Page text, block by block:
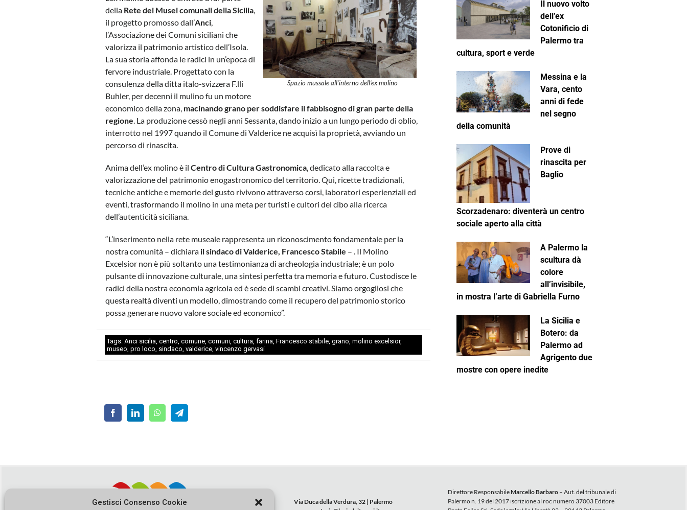
Gestisci Consenso Cookie
Spazio mussale all’interno dell’ex molino
della Rete dei Musei comunali della Sicilia
il progetto promosso dall’Anci
l’Associazione dei Comuni siciliani che
valorizza il patrimonio artistico dell’Isola.
La sua storia affonda le radici in un’epoca di
fervore industriale. Progettato con la
consulenza della ditta italo-svizzera F.lli
Buhler, per decenni il mulino fu un motore
economico della zona, macinando grano per soddisfare il fabbisogno di gran parte della
regione . La produzione cessò negli anni Sessanta, dando inizio a un lungo periodo di oblio,
interrotto nel 1997 quando il Comune di Valderice ne acquisì la proprietà, avviando un
percorso di rinascita.
Anima dell’ex molino è ilCentro di Cultura Gastronomica , dedicato alla raccolta e
valorizzazione del patrimonio enogastronomico del territorio. Qui, ricette tradizionali,
tecniche antiche e memorie del gusto rivivono attraverso corsi, laboratori esperienziali ed
eventi, trasformando il molino in una meta per turisti e cultori del cibo alla ricerca
dell’autenticità siciliana.
“L’inserimento nella rete museale rappresenta un riconoscimento fondamentale per la
nostra comunità – dichiara il sindaco di Valderice, Francesco Stabile – . Il Molino
Excelsior non è più soltanto una testimonianza di archeologia industriale; è un polo
pulsante di innovazione culturale, una sintesi perfetta tra memoria e futuro. Custodisce le
radici della nostra economia agricola ed è sede di scambi creativi. Siamo orgogliosi che
questa realtà diventi un modello, dimostrando come il recupero del patrimonio storico
possa generare nuovo valore sociale ed economico”.
Tags: Anci sicilia ,centro ,comune ,comuni ,cultura ,farina ,Francesco stabile ,grano ,molino excelsior,
museo ,pro loco sindaco ,valderice ,vincenzo gervasi
Il nuovo volto
dell’ex
Cotonificio di
Palermo tra
cultura, sport e verde
Messina e la
Vara, cento
anni di fede
nel segno
della comunità
Prove di
rinascita per
Baglio
Scorzadenaro: diventerà un centro
sociale aperto alla città
A Palermo la
scultura dà
colore
all’invisibile,
in mostra l’arte di Gabriella Furno
La Sicilia e
Botero: da
Palermo ad
Agrigento due
mostre con opere inedite
Via Duca della Verdura, 32 | Palermo
Direttore ResponsabileMarcello Barbaro– Aut. del tribunale di
Palermo n. 19 del 2017 iscrizione al roc numero 37003 Editore